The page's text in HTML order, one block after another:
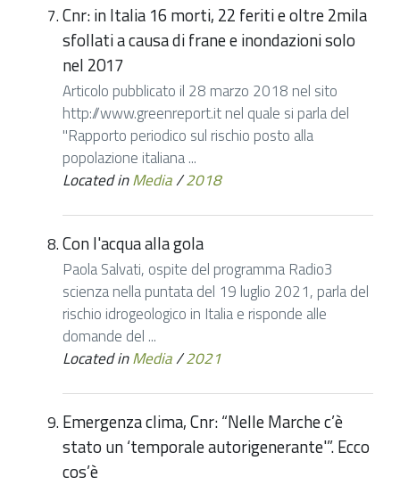
Cnr: in Italia 16 morti, 22 feriti e oltre 2mila
sfollati a causa di frane e inondazioni solo
nel 2017
Articolo pubblicato il 28 marzo 2018 nel sito
http://www.greenreport.it nel quale si parla del
"Rapporto periodico sul rischio posto alla
popolazione italiana ...
Located inMedia/2018
Con l'acqua alla gola
Paola Salvati, ospite del programma Radio3
scienza nella puntata del 19 luglio 2021, parla del
rischio idrogeologico in Italia e risponde alle
domande del ...
Located inMedia/2021
Emergenza clima, Cnr: “Nelle Marche c’è
stato un ‘temporale autorigenerante'”. Ecco
cos’è